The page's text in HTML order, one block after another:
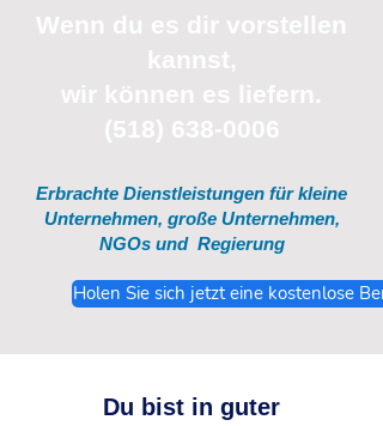
Wenn du es dir vorstellen
kannst,
wir können es liefern.
(518) 638-0006
Erbrachte Dienstleistungen für kleine
Unternehmen, große Unternehmen,
NGOs und Regierung
Holen Sie sich jetzt eine kostenlose
Du bist in guter